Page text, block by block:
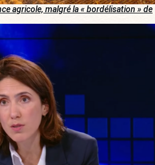
agricole, malgré la « bordélisation » de